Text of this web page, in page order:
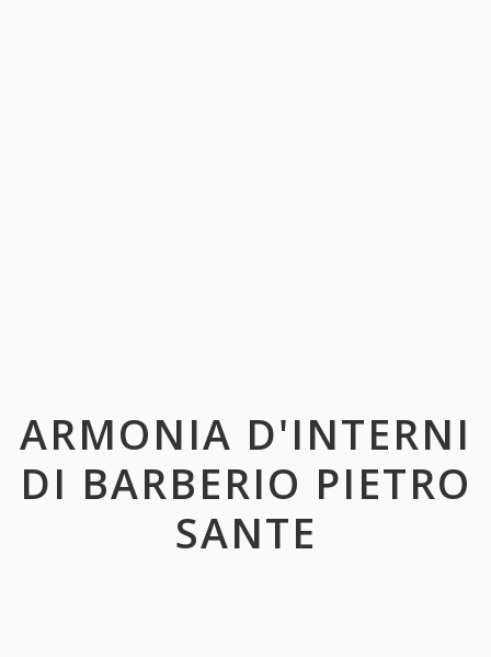
ARMONIA D'INTERNI
DI BARBERIO PIETRO
SANTE